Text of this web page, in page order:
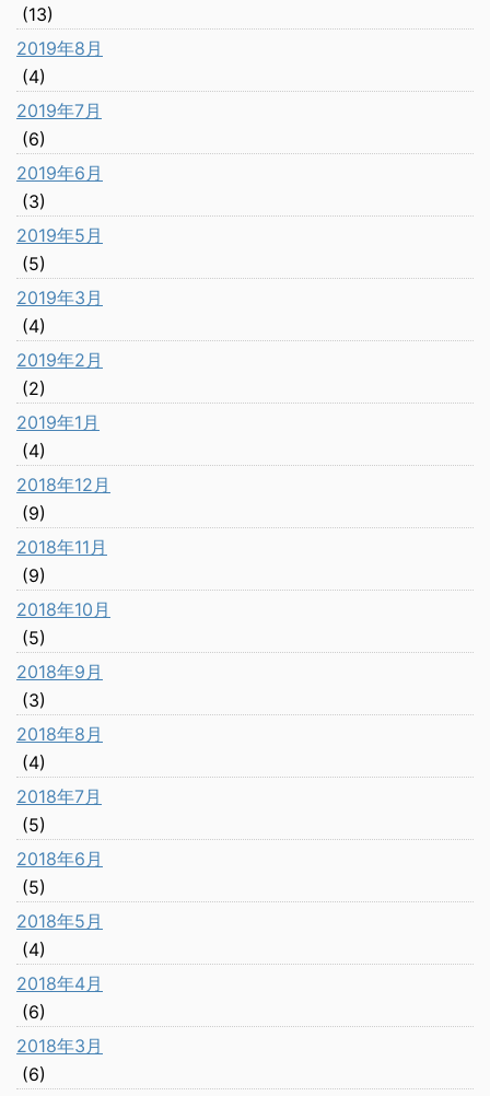
(13)
2019年8月
(4)
2019年7月
(6)
2019年6月
(3)
2019年5月
(5)
2019年3月
(4)
2019年2月
(2)
2019年1月
(4)
2018年12月
(9)
2018年11月
(9)
2018年10月
(5)
2018年9月
(3)
2018年8月
(4)
2018年7月
(5)
2018年6月
(5)
2018年5月
(4)
2018年4月
(6)
2018年3月
(6)